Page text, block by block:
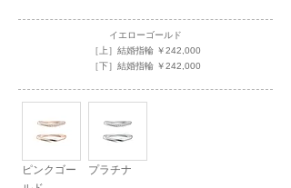
イエローゴールド
［上］結婚指輪 ￥242,000
［下］結婚指輪 ￥242,000
ピンクゴー
プラチナ